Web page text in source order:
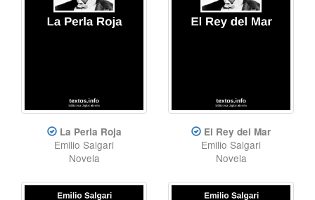
La Perla Roja
Emilio Salgari
Novela
El Rey del Mar
Emilio Salgari
Novela